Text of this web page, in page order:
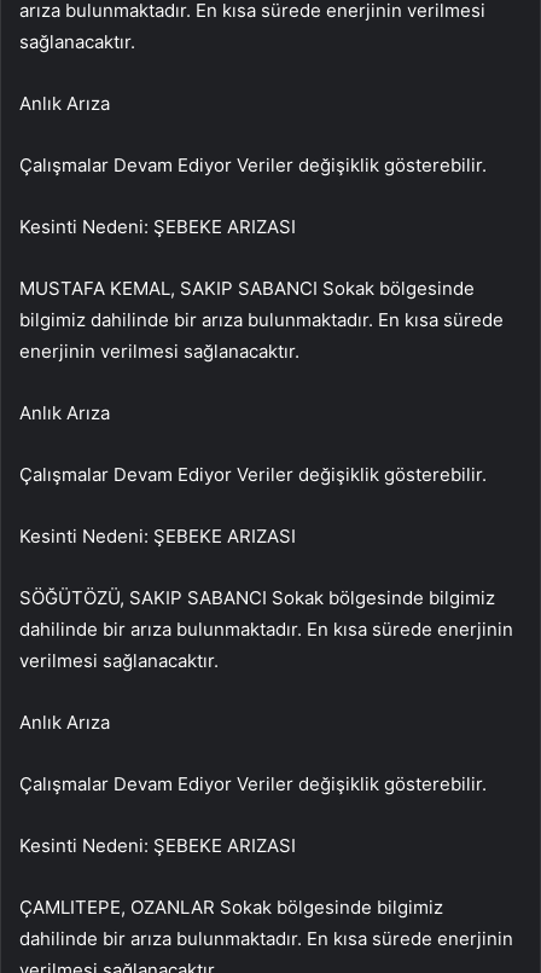
arıza bulunmaktadır. En kısa sürede enerjinin verilmesi
sağlanacaktır.
Anlık Arıza
Çalışmalar Devam Ediyor Veriler değişiklik gösterebilir.
Kesinti Nedeni: ŞEBEKE ARIZASI
MUSTAFA KEMAL, SAKIP SABANCI Sokak bölgesinde
bilgimiz dahilinde bir arıza bulunmaktadır. En kısa sürede
enerjinin verilmesi sağlanacaktır.
Anlık Arıza
Çalışmalar Devam Ediyor Veriler değişiklik gösterebilir.
Kesinti Nedeni: ŞEBEKE ARIZASI
SÖĞÜTÖZÜ, SAKIP SABANCI Sokak bölgesinde bilgimiz
dahilinde bir arıza bulunmaktadır. En kısa sürede enerjinin
verilmesi sağlanacaktır.
Anlık Arıza
Çalışmalar Devam Ediyor Veriler değişiklik gösterebilir.
Kesinti Nedeni: ŞEBEKE ARIZASI
ÇAMLITEPE, OZANLAR Sokak bölgesinde bilgimiz
dahilinde bir arıza bulunmaktadır. En kısa sürede enerjinin